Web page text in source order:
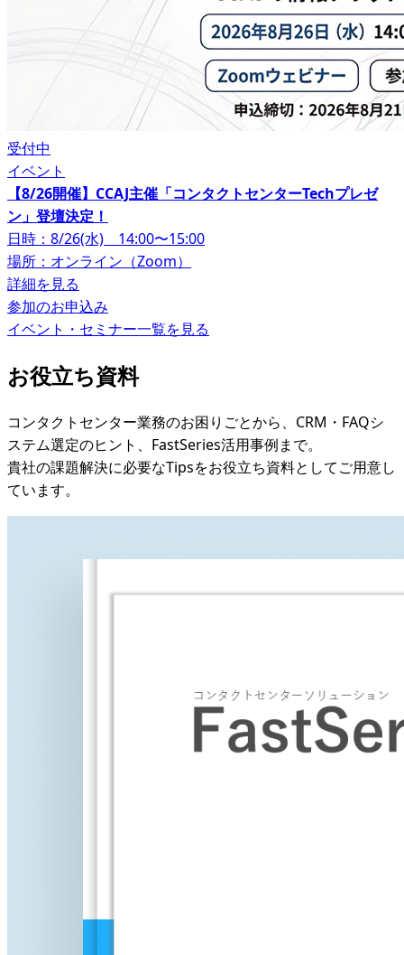
受付中
イベント
【8/26開催】CCAJ主催「コンタクトセンターTechプレゼ
ン」登壇決定！
日時：8/26(水) 14:00〜15:00
場所：オンライン（Zoom）
詳細を見る
参加のお申込み
イベント・セミナー一覧を見る
お役立ち資料
コンタクトセンター業務のお困りごとから、CRM・FAQシ
ステム選定のヒント、FastSeries活用事例まで。
貴社の課題解決に必要なTipsをお役立ち資料としてご用意し
ています。